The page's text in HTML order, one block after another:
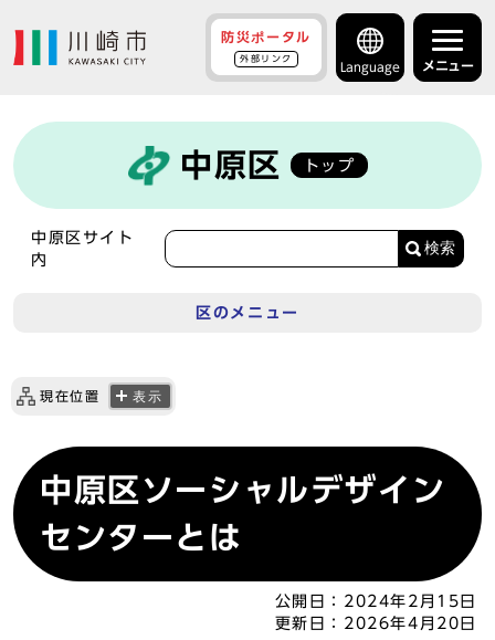
防災ポータル
外部リンク
Language メニュー
中原区 トップ
中原区サイト
内
検索
区のメニュー
現在位置 表示
中原区ソーシャルデザイン
センターとは
公開日： 2024年2月15日
更新日： 2026年4月20日